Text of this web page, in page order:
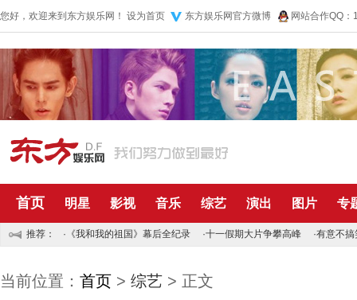
您好，欢迎来到东方娱乐网！ 设为首页 东方娱乐网官方微博 网站合作QQ
首页 明星 影视 音乐 综艺 演出 图片 专
推荐： · 《我和我的祖国》幕后全纪录 ·十一假期大片争攀高峰 ·有意不搞
当前位置： 首页 > 综艺 > 正文